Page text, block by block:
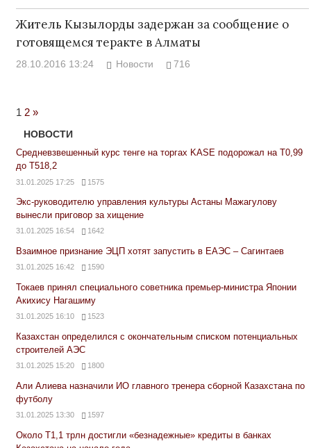
Житель Кызылорды задержан за сообщение о
готовящемся теракте в Алматы
28.10.2016 13:24 Новости 716
1 2 Next
Posts
»
НОВОСТИ
Средневзвешенный курс тенге на торгах KASE подорожал на Т0,99
до Т518,2
31.01.2025 17:25 1575
Экс-руководителю управления культуры Астаны Мажагулову
вынесли приговор за хищение
31.01.2025 16:54 1642
Взаимное признание ЭЦП хотят запустить в ЕАЭС – Сагинтаев
31.01.2025 16:42 1590
Токаев принял специального советника премьер-министра Японии
Акихису Нагашиму
31.01.2025 16:10 1523
Казахстан определился с окончательным списком потенциальных
строителей АЭС
31.01.2025 15:20 1800
Али Алиева назначили ИО главного тренера сборной Казахстана по
футболу
31.01.2025 13:30 1597
Около Т1,1 трлн достигли «безнадежные» кредиты в банках